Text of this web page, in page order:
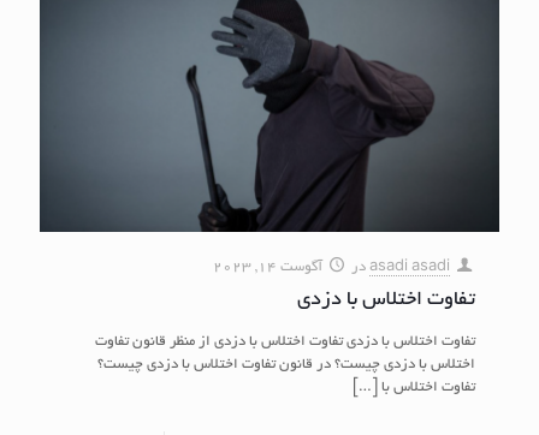
asadi asadi در آگوست 14, 2023
تفاوت اختلاس با دزدی
تفاوت اختلاس با دزدی تفاوت اختلاس با دزدی از منظر قانون تفاوت
اختلاس با دزدی چیست؟ در قانون تفاوت اختلاس با دزدی چیست؟
تفاوت اختلاس با […]